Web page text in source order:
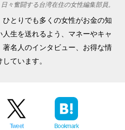
々奮闘する台湾在住の女性編集部員。
ひとりでも多くの女性がお金の知
生を送れるよう、マネーやキャ
著名人のインタビュー、お得な情
ています。
Tweet Bookmark